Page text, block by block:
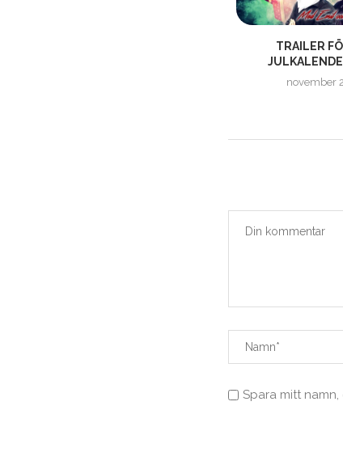
TRAILER
november
Spara mitt